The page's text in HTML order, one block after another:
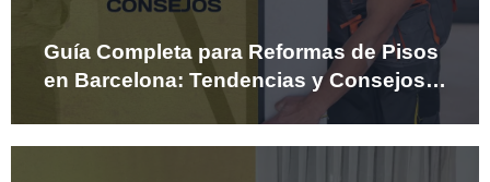
Guía Completa para Reformas de Pisos
en Barcelona: Tendencias y Consejos